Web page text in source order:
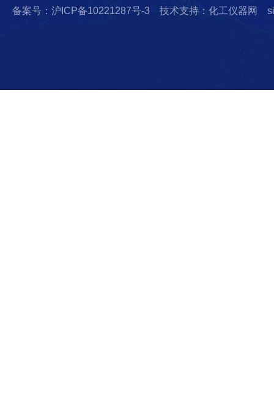
备案号：沪ICP备10221287号-3 技术支持：化工仪器网